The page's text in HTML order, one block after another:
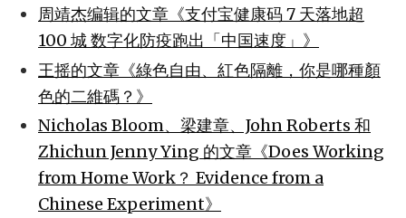
周靖杰编辑的文章《支付宝健康码 7 天落地超
100 城 数字化防疫跑出「中国速度」》
王摇的文章《綠色自由、紅色隔離，你是哪種顏
色的二維碼？》
Nicholas Bloom、梁建章、John Roberts 和
Zhichun Jenny Ying 的文章《Does Working
from Home Work？ Evidence from a
Chinese Experiment》